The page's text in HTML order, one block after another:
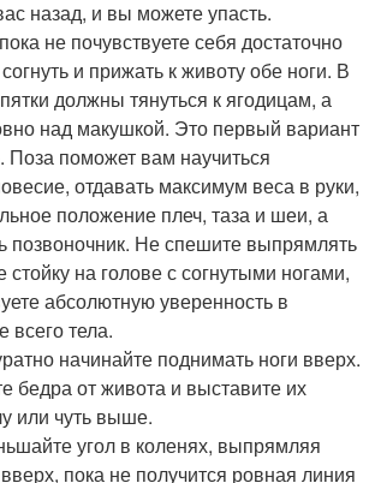
назад, и вы можете упасть.
не почувствуете себя достаточно
и прижать к животу обе ноги. В
должны тянуться к ягодицам, а
над макушкой. Это первый вариант
Поза поможет вам научиться
отдавать максимум веса в руки,
положение плеч, таза и шеи, а
позвоночник. Не спешите выпрямлять
стойку на голове с согнутыми ногами,
абсолютную уверенность в
тела.
начинайте поднимать ноги вверх.
бедра от живота и выставите их
или чуть выше.
угол в коленях, выпрямляя
пока не получится ровная линия